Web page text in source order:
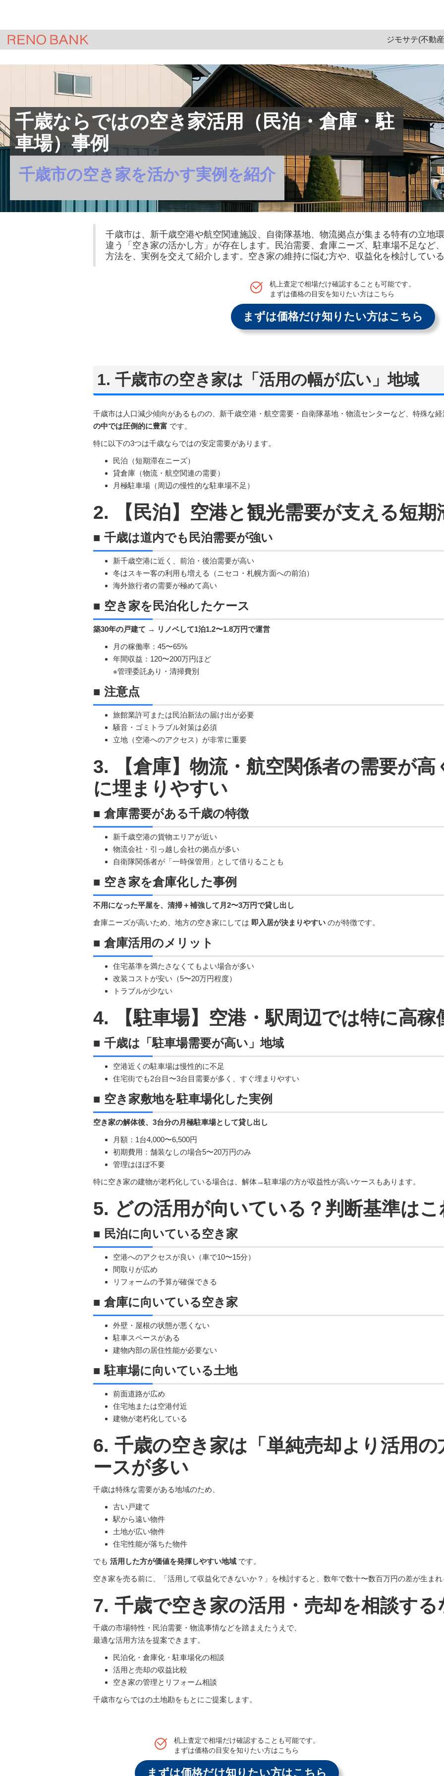
ジモサテ(不動
千歳ならではの空き家活用（民泊・倉庫・駐
車場）事例
千歳市の空き家を活かす実例を紹介
千歳市は、新千歳空港や航空関連施設、自衛隊基地、物流拠点が集まる特有の立地
違う「空き家の活かし方」が存在します。民泊需要、倉庫ニーズ、駐車場不足など
方法を、実例を交えて紹介します。空き家の維持に悩む方や、収益化を検討してい
机上査定で相場だけ確認することも可能です。
まずは価格の目安を知りたい方はこちら
まずは価格だけ知りたい方はこちら
1. 千歳市の空き家は「活用の幅が広い」地域
千歳市は人口減少傾向があるものの、新千歳空港・航空需要・自衛隊基地・物流センターなど、特殊な
の中では圧倒的に豊富 です。
特に以下の3つは千歳ならではの安定需要があります。
民泊（短期滞在ニーズ）
貸倉庫（物流・航空関連の需要）
月極駐車場（周辺の慢性的な駐車場不足）
2. 【民泊】空港と観光需要が支える短期
■ 千歳は道内でも民泊需要が強い
新千歳空港に近く、前泊・後泊需要が高い
冬はスキー客の利用も増える（ニセコ・札幌方面への前泊）
海外旅行者の需要が極めて高い
■ 空き家を民泊化したケース
築30年の戸建て → リノベして1泊1.2〜1.8万円で運営
月の稼働率：45〜65%
年間収益：120〜200万円ほど
※管理委託あり・清掃費別
■ 注意点
旅館業許可または民泊新法の届け出が必要
騒音・ゴミトラブル対策は必須
立地（空港へのアクセス）が非常に重要
3. 【倉庫】物流・航空関係者の需要が
に埋まりやすい
■ 倉庫需要がある千歳の特徴
新千歳空港の貨物エリアが近い
物流会社・引っ越し会社の拠点が多い
自衛隊関係者が「一時保管用」として借りることも
■ 空き家を倉庫化した事例
不用になった平屋を、清掃＋補強して月2〜3万円で貸し出し
倉庫ニーズが高いため、地方の空き家にしては 即入居が決まりやすい のが特徴です。
■ 倉庫活用のメリット
住宅基準を満たさなくてもよい場合が多い
改装コストが安い（5〜20万円程度）
トラブルが少ない
4. 【駐車場】空港・駅周辺では特に高稼
■ 千歳は「駐車場需要が高い」地域
空港近くの駐車場は慢性的に不足
住宅街でも2台目〜3台目需要が多く、すぐ埋まりやすい
■ 空き家敷地を駐車場化した実例
空き家の解体後、3台分の月極駐車場として貸し出し
月額：1台4,000〜6,500円
初期費用：舗装なしの場合5〜20万円のみ
管理はほぼ不要
特に空き家の建物が老朽化している場合は、解体→駐車場の方が収益性が高いケースもあります。
5. どの活用が向いている？判断基準はこ
■ 民泊に向いている空き家
空港へのアクセスが良い（車で10〜15分）
間取りが広め
リフォームの予算が確保できる
■ 倉庫に向いている空き家
外壁・屋根の状態が悪くない
駐車スペースがある
建物内部の居住性能が必要ない
■ 駐車場に向いている土地
前面道路が広め
住宅地または空港付近
建物が老朽化している
6. 千歳の空き家は「単純売却より活用
ースが多い
千歳は特殊な需要がある地域のため、
古い戸建て
駅から遠い物件
土地が広い物件
住宅性能が落ちた物件
でも活用した方が価値を発揮しやすい地域 です。
空き家を売る前に、「活用して収益化できないか？」を検討すると、数年で数十〜数百万円の差が生ま
7. 千歳で空き家の活用・売却を相談する
千歳の市場特性・民泊需要・物流事情などを踏まえたうえで、
最適な活用方法を提案できます。
民泊化・倉庫化・駐車場化の相談
活用と売却の収益比較
空き家の管理とリフォーム相談
千歳市ならではの土地勘をもとにご提案します。
机上査定で相場だけ確認することも可能です。
まずは価格の目安を知りたい方はこちら
まずは価格だけ知りたい方はこちら